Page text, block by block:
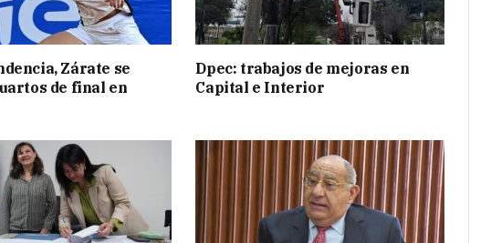
Zárate se
de final en
Dpec: trabajos de mejoras en
Capital e Interior